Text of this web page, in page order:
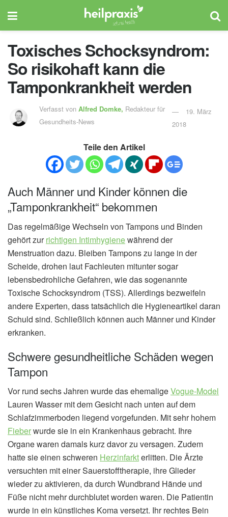
Toxisches Schocksyndrom:
So risikohaft kann die
Tamponkrankheit werden
Verfasst vonAlfred Domke, Redakteur für
Gesundheits-News
19. März
2018
Teile den Artikel
Auch Männer und Kinder können die
„Tamponkrankheit“ bekommen
Das regelmäßige Wechseln von Tampons und Binden
gehört zurrichtigen Intimhygienewährend der
Menstruation dazu. Bleiben Tampons zu lange in der
Scheide, drohen laut Fachleuten mitunter sogar
lebensbedrohliche Gefahren, wie das sogenannte
Toxische Schocksyndrom (TSS). Allerdings bezweifeln
andere Experten, dass tatsächlich die Hygieneartikel daran
Schuld sind. Schließlich können auch Männer und Kinder
erkranken.
Schwere gesundheitliche Schäden wegen
Tampon
Vor rund sechs Jahren wurde das ehemaligeVogue-Model
Lauren Wasser mit dem Gesicht nach unten auf dem
Schlafzimmerboden liegend vorgefunden. Mit sehr hohem
Fieberwurde sie in ein Krankenhaus gebracht. Ihre
Organe waren damals kurz davor zu versagen. Zudem
hatte sie einen schweren Herzinfarkterlitten. Die Ärzte
versuchten mit einer Sauerstofftherapie, ihre Glieder
wieder zu aktivieren, da durch Wundbrand Hände und
Füße nicht mehr durchblutet worden waren. Die Patientin
wurde in ein künstliches Koma versetzt. Ihr rechtes Bein